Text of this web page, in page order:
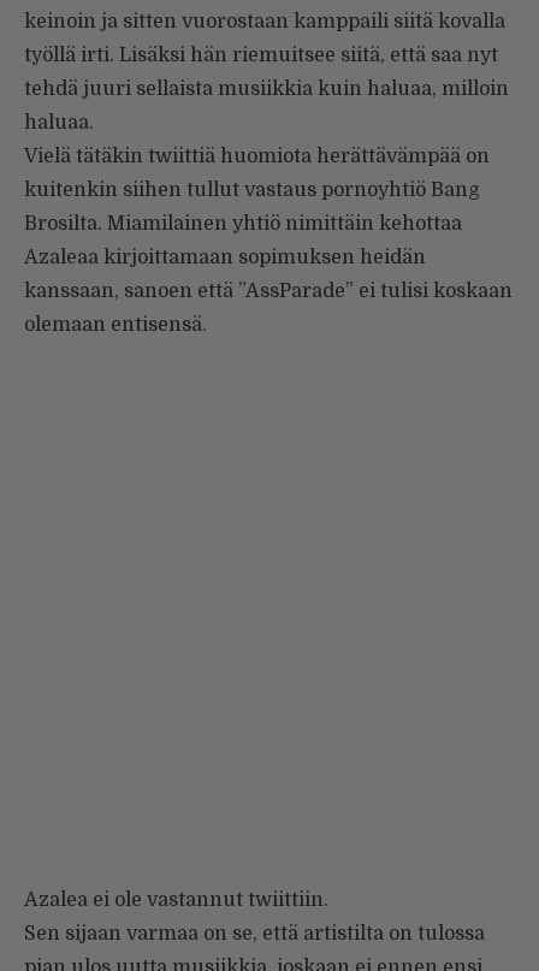
keinoin ja sitten vuorostaan kamppaili siitä kovalla
työllä irti. Lisäksi hän riemuitsee siitä, että saa nyt
tehdä juuri sellaista musiikkia kuin haluaa, milloin
haluaa.
Vielä tätäkin twiittiä huomiota herättävämpää on
kuitenkin siihen tullut vastaus pornoyhtiö Bang
Brosilta. Miamilainen yhtiö nimittäin kehottaa
Azaleaa kirjoittamaan sopimuksen heidän
kanssaan, sanoen että ”AssParade” ei tulisi koskaan
olemaan entisensä.
Azalea ei ole vastannut twiittiin.
Sen sijaan varmaa on se, että artistilta on tulossa